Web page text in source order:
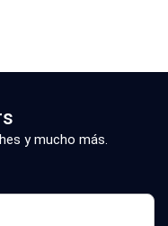
y mucho más.